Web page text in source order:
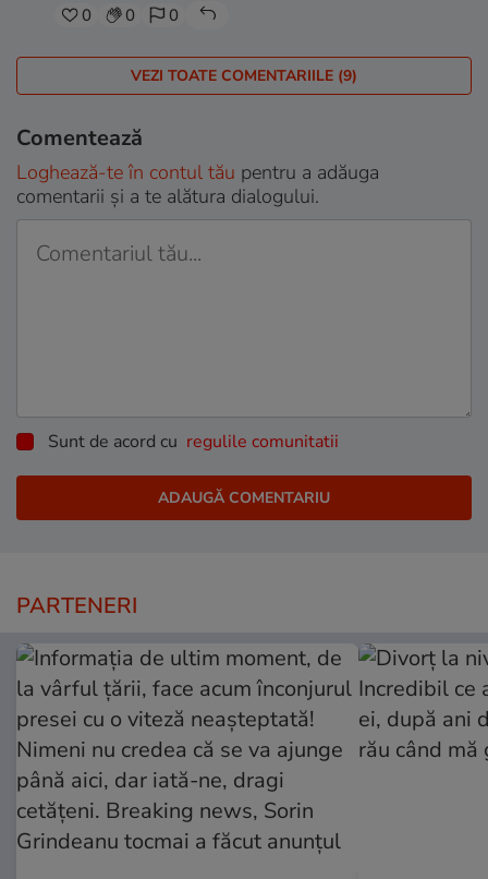
0 0 0
VEZI TOATE COMENTARIILE (9)
Comentează
Loghează-te în contul tău pentru a adăuga
comentarii și a te alătura dialogului.
Sunt de acord cu regulile comunitatii
PARTENERI